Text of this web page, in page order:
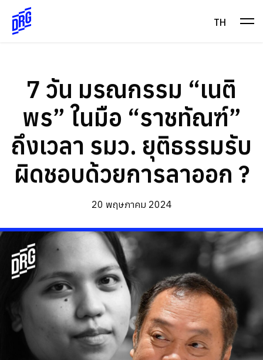
content
TH
7 วัน มรณกรรม “เนติ
พร” ในมือ “ราชทัณฑ์”
ถึงเวลา รมว. ยุติธรรมรับ
ผิดชอบด้วยการลาออก ?
20 พฤษภาคม 2024